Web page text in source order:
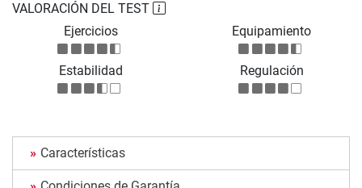
VALORACIÓN DEL TEST
Ejercicios
Equipamiento
Estabilidad Regulación
Características